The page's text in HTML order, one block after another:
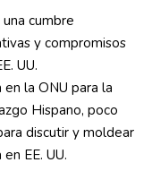
cumbre
y compromisos
UU.
la ONU para la
Hispano, poco
discutir y moldear
EE. UU.